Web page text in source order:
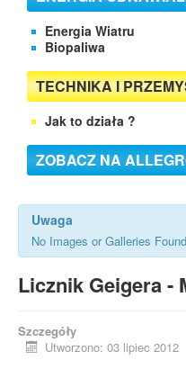
Energia Wiatru
Biopaliwa
TECHNIKA I
Jak to działa ?
ZOBACZ NA
Uwaga
No Images or Galleries Found
Licznik Geigera -
Szczegóły
Utworzono: 03 lipiec 2012